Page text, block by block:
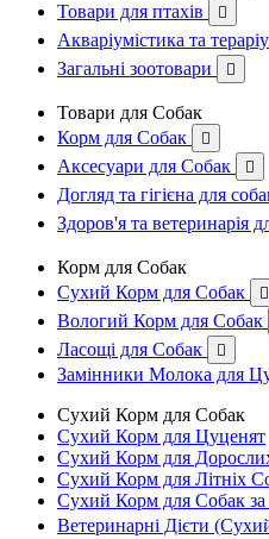
Товари для птахів 
Акваріумістика та
Загальні зоотовари 
Товари для Собак
Корм для Собак

Аксесуари для Собак 
Догляд та гігієна для
Здоров'я та ветеринарія
Корм для Собак
Сухий Корм для Собак

Вологий Корм для Собак
Ласощі для Собак 
Замінники Молока для
Сухий Корм для Собак
Сухий Корм для Цуценят
Сухий Корм для
Сухий Корм для Літніх
Сухий Корм для Собак
Ветеринарні Дієти